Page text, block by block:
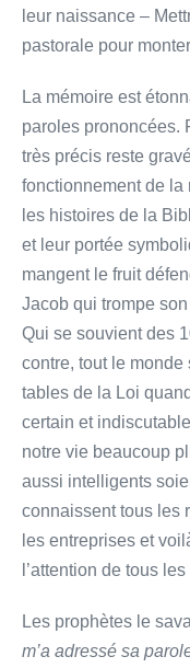
leur naissance –
pastorale pour
La mémoire est
paroles prononcées.
très précis reste
fonctionnement de la
les histoires de la
et leur portée
mangent le fruit
Jacob qui trompe
Qui se souvient des
contre, tout le
tables de la Loi
certain et
notre vie beaucoup
aussi intelligents
connaissent tous les
les entreprises et
l’attention de tous
Les prophètes le
m’a adressé sa